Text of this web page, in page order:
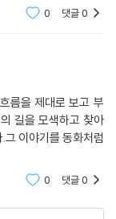
0 댓글0
름을 제대로 보고 부
길을 모색하고 찾아
그 이야기를 동화처럼
0 댓글0